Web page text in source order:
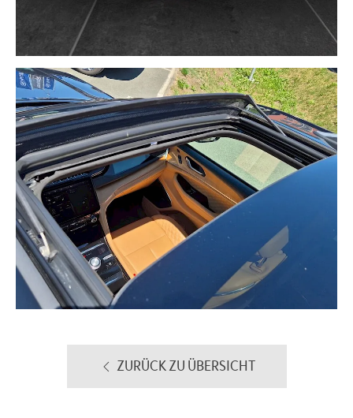
ZURÜCK ZU ÜBERSICHT